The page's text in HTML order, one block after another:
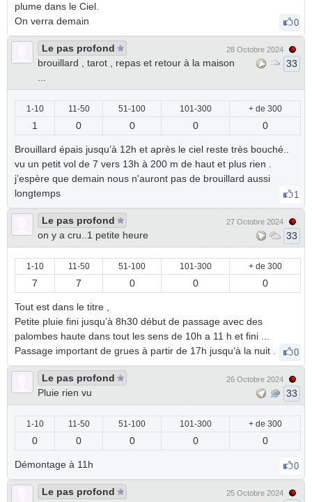
plume dans le Ciel.
On verra demain
0
Le pas profond
brouillard , tarot , repas et retour à la maison
28 Octobre 2024
33
1-10 11-50 51-100 101-300 + de 300
1 0 0 0 0
Brouillard épais jusqu’à 12h et après le ciel reste très bouché..
vu un petit vol de 7 vers 13h à 200 m de haut et plus rien .
j’espère que demain nous n'auront pas de brouillard aussi
longtemps
1
Le pas profond
on y a cru..1 petite heure
27 Octobre 2024
33
1-10 11-50 51-100 101-300 + de 300
7 7 0 0 0
Tout est dans le titre ,
Petite pluie fini jusqu’à 8h30 début de passage avec des
palombes haute dans tout les sens de 10h a 11 h et fini ...
Passage important de grues à partir de 17h jusqu’à la nuit .
0
Le pas profond
Pluie rien vu
26 Octobre 2024
33
1-10 11-50 51-100 101-300 + de 300
0 0 0 0 0
Démontage à 11h 0
Le pas profond
25 Octobre 2024